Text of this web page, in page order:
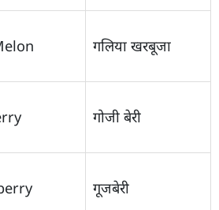
गलिया खरबूजा
गोजी बेरी
गूजबेरी